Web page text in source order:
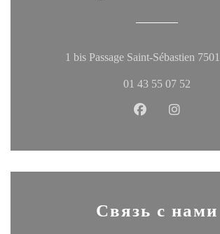
1 bis Passage Saint-Sébastien
01 43 55 07 52
Facebook
Связь с нами